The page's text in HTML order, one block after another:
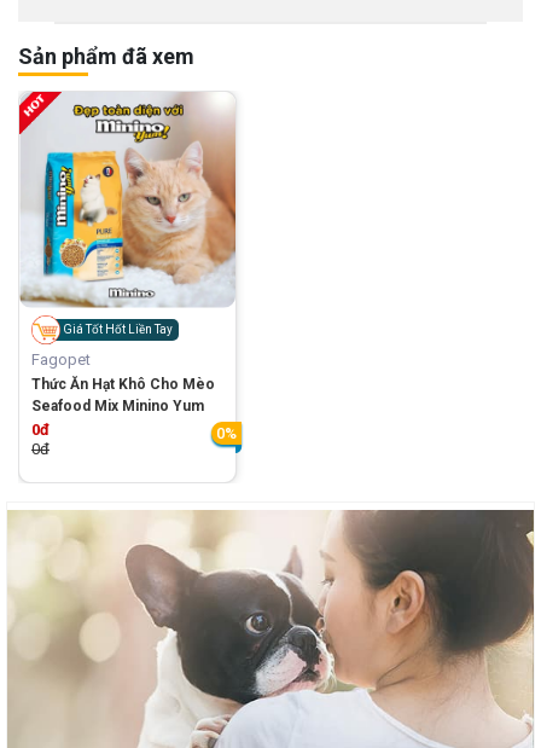
Sản phẩm đã xem
Giá Tốt Hốt Liền Tay
Fagopet
Thức Ăn Hạt Khô Cho Mèo
Seafood Mix Minino Yum
0đ
0đ
0%